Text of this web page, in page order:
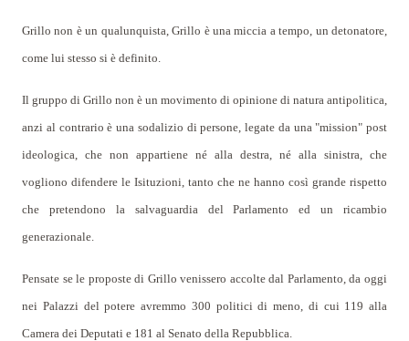
Grillo non è un qualunquista, Grillo è una miccia a tempo, un detonatore,
come lui stesso si è definito.
Il gruppo di Grillo non è un movimento di opinione di natura antipolitica,
anzi al contrario è una sodalizio di persone, legate da una "mission" post
ideologica, che non appartiene né alla destra, né alla sinistra, che
vogliono difendere le Isituzioni, tanto che ne hanno così grande rispetto
che pretendono la salvaguardia del Parlamento ed un ricambio
generazionale.
Pensate se le proposte di Grillo venissero accolte dal Parlamento, da oggi
nei Palazzi del potere avremmo 300 politici di meno, di cui 119 alla
Camera dei Deputati e 181 al Senato della Repubblica.